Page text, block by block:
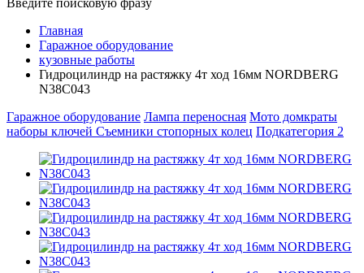
Введите поисковую фразу
Главная
Гаражное оборудование
кузовные работы
Гидроцилиндр на растяжку 4т ход 16мм NORDBERG
N38C043
Гаражное оборудование Лампа переносная Мото домкраты
наборы ключей Съемники стопорных колец Подкатегория 2